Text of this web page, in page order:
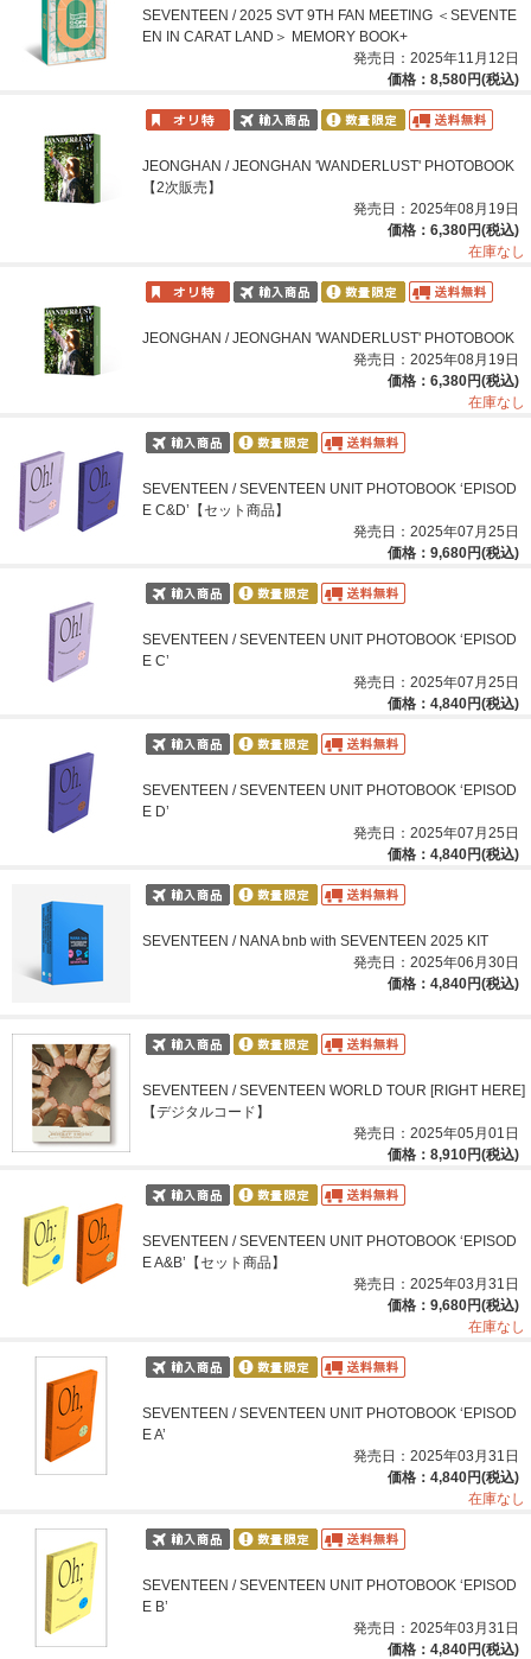
SEVENTEEN / 2025 SVT 9TH FAN MEETING ＜SEVENTE
EN IN CARAT LAND＞ MEMORY BOOK+
発売日：2025年11月12日
価格：8,580円(税込)
JEONGHAN / JEONGHAN 'WANDERLUST' PHOTOBOOK
【2次販売】
発売日：2025年08月19日
価格：6,380円(税込)
在庫なし
JEONGHAN / JEONGHAN 'WANDERLUST' PHOTOBOOK
発売日：2025年08月19日
価格：6,380円(税込)
在庫なし
SEVENTEEN / SEVENTEEN UNIT PHOTOBOOK ‘EPISOD
E C&D’【セット商品】
発売日：2025年07月25日
価格：9,680円(税込)
SEVENTEEN / SEVENTEEN UNIT PHOTOBOOK ‘EPISOD
E C’
発売日：2025年07月25日
価格：4,840円(税込)
SEVENTEEN / SEVENTEEN UNIT PHOTOBOOK ‘EPISOD
E D’
発売日：2025年07月25日
価格：4,840円(税込)
SEVENTEEN / NANA bnb with SEVENTEEN 2025 KIT
発売日：2025年06月30日
価格：4,840円(税込)
SEVENTEEN / SEVENTEEN WORLD TOUR [RIGHT HERE]
【デジタルコード】
発売日：2025年05月01日
価格：8,910円(税込)
SEVENTEEN / SEVENTEEN UNIT PHOTOBOOK ‘EPISOD
E A&B’【セット商品】
発売日：2025年03月31日
価格：9,680円(税込)
在庫なし
SEVENTEEN / SEVENTEEN UNIT PHOTOBOOK ‘EPISOD
E A’
発売日：2025年03月31日
価格：4,840円(税込)
在庫なし
SEVENTEEN / SEVENTEEN UNIT PHOTOBOOK ‘EPISOD
E B’
発売日：2025年03月31日
価格：4,840円(税込)